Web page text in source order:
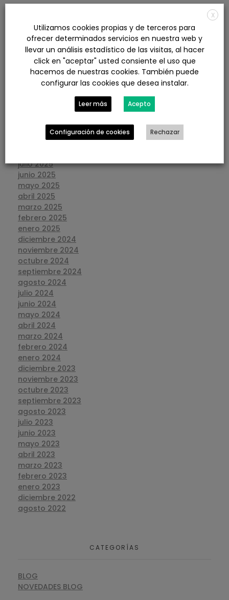
agosto 2026
julio 2026
junio 2026
mayo 2026
abril 2026
marzo 2026
febrero 2026
diciembre 2025
octubre 2025
septiembre 2025
julio 2025
junio 2025
mayo 2025
abril 2025
marzo 2025
febrero 2025
enero 2025
diciembre 2024
noviembre 2024
octubre 2024
septiembre 2024
agosto 2024
julio 2024
junio 2024
mayo 2024
abril 2024
marzo 2024
febrero 2024
enero 2024
diciembre 2023
noviembre 2023
octubre 2023
septiembre 2023
agosto 2023
julio 2023
junio 2023
mayo 2023
abril 2023
marzo 2023
febrero 2023
enero 2023
diciembre 2022
agosto 2022
CATEGORÍAS
BLOG
NOVEDADES BLOG
X
Utilizamos cookies propias y de terceros para
ofrecer determinados servicios en nuestra web y
llevar un análisis estadístico de las visitas, al hacer
click en "aceptar" usted consiente el uso que
hacemos de nuestras cookies. También puede
configurar las cookies que desea instalar.
Leer más Acepto
Configuración de cookies Rechazar